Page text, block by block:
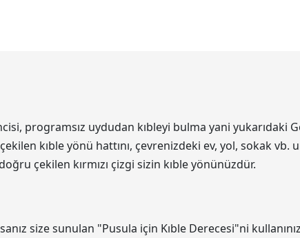
programsız uydudan kıbleyi bulma yani yukarıdaki
kıble yönü hattını, çevrenizdeki ev, yol, sokak vb.
çekilen kırmızı çizgi sizin kıble yönünüzdür.
size sunulan "Pusula için Kıble Derecesi"ni